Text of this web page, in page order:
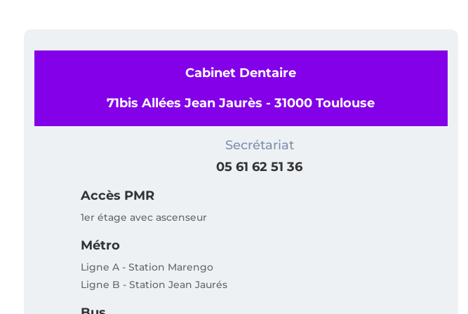
Cabinet Dentaire
71bis Allées Jean Jaurès - 31000 Toulouse
Secrétariat
05 61 62 51 36
Accès PMR
1er étage avec ascenseur
Métro
Ligne A - Station Marengo
Ligne B - Station Jean Jaurés